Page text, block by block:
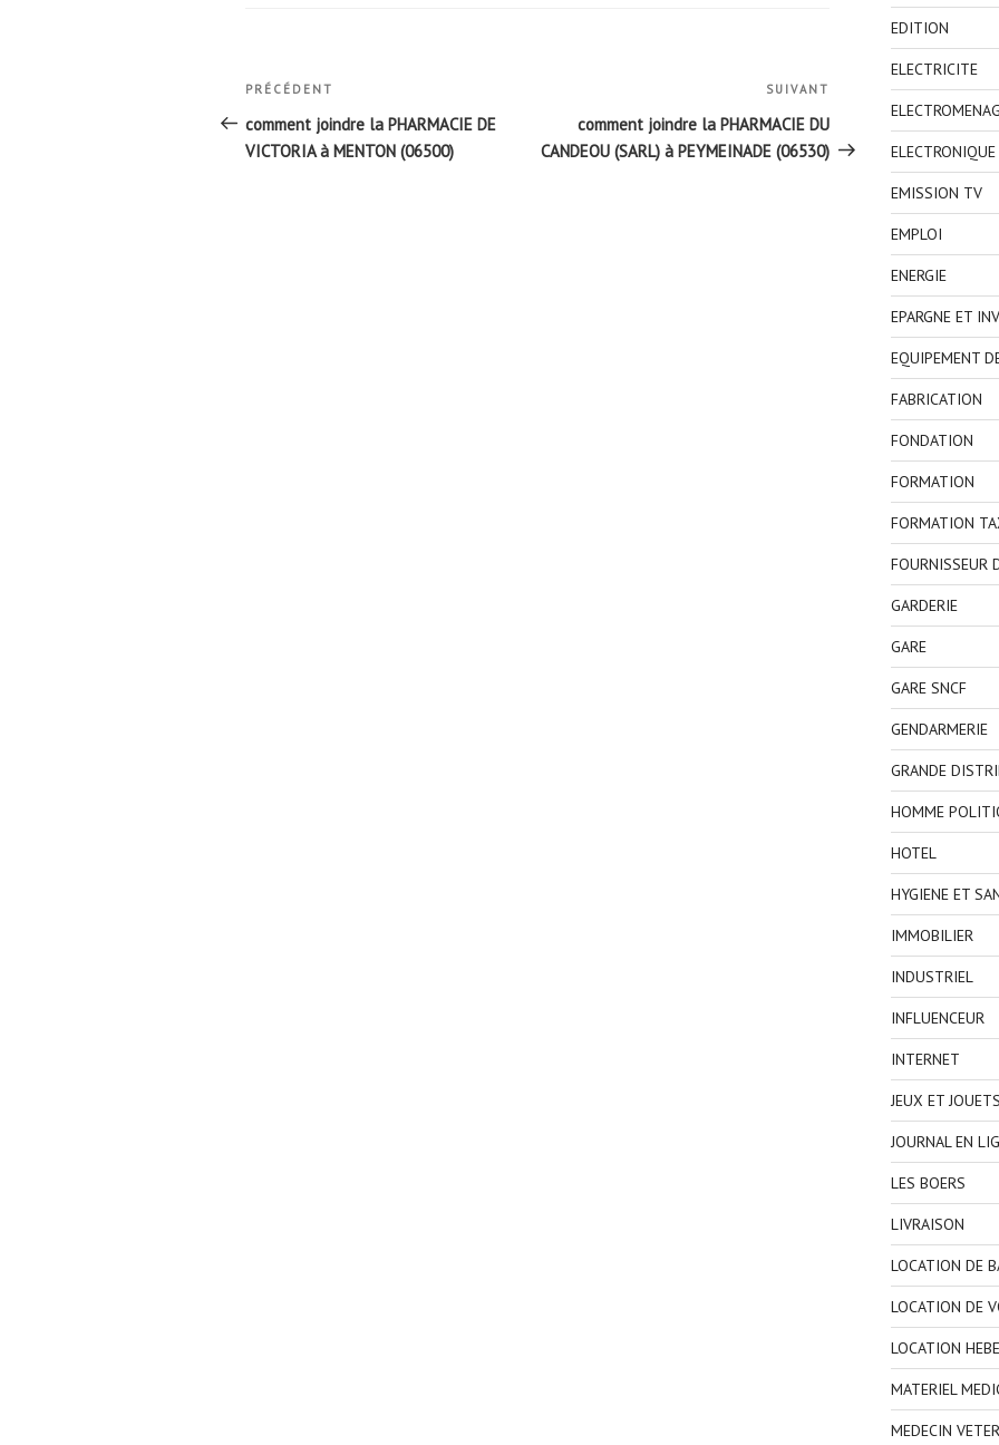
Navigation
de
l’article
Article
précédent
PRÉCÉDENT
comment joindre la PHARMACIE DE
VICTORIA à MENTON (06500)
suivant
SUIVANT
comment joindre la PHARMACIE DU
CANDEOU (SARL) à PEYMEINADE (06530)
EDITION
ELECTRICITE
EMISSION TV
EMPLOI
ENERGIE
EPARGNE ET
EQUIPEMENT
FABRICATION
FONDATION
FORMATION
FORMATION
FOURNISSEUR
GARDERIE
GARE
GARE SNCF
GENDARMERIE
GRANDE
HOMME
HOTEL
HYGIENE ET
IMMOBILIER
INDUSTRIEL
INFLUENCEUR
INTERNET
JEUX ET JOUETS
JOURNAL EN
LES BOERS
LIVRAISON
LOCATION DE
LOCATION DE
LOCATION
MATERIEL
MEDECIN